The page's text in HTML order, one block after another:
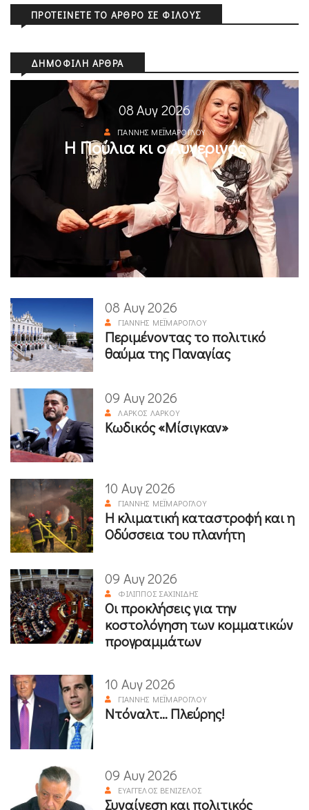
ΠΡΟΤΕΊΝΕΤΕ ΤΟ ΆΡΘΡΟ ΣΕ ΦΊΛΟΥΣ
ΔΗΜΟΦΙΛΉ ΆΡΘΡΑ
08 Αυγ 2026
ΓΙΆΝΝΗΣ ΜΕΪΜΆΡΟΓΛΟΥ
Η Πούλια κι ο Αυγερινός
08 Αυγ 2026
ΓΙΆΝΝΗΣ ΜΕΪΜΆΡΟΓΛΟΥ
Περιμένοντας το πολιτικό
θαύμα της Παναγίας
09 Αυγ 2026
ΛΆΡΚΟΣ ΛΆΡΚΟΥ
Κωδικός «Μίσιγκαν»
10 Αυγ 2026
ΓΙΆΝΝΗΣ ΜΕΪΜΆΡΟΓΛΟΥ
Η κλιματική καταστροφή και η
Οδύσσεια του πλανήτη
09 Αυγ 2026
ΦΊΛΙΠΠΟΣ ΣΑΧΙΝΊΔΗΣ
Οι προκλήσεις για την
κοστολόγηση των κομματικών
προγραμμάτων
10 Αυγ 2026
ΓΙΆΝΝΗΣ ΜΕΪΜΆΡΟΓΛΟΥ
Ντόναλτ… Πλεύρης!
09 Αυγ 2026
ΕΥΆΓΓΕΛΟΣ ΒΕΝΙΖΈΛΟΣ
Συναίνεση και πολιτικός